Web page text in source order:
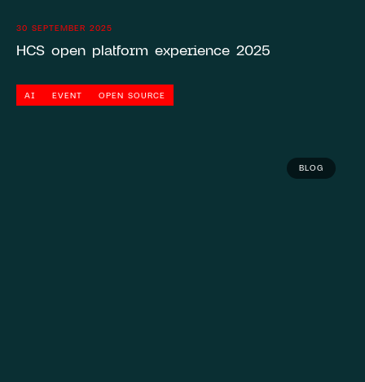
30 SEPTEMBER 2025
HCS open platform experience 2025
AI EVENT OPEN SOURCE
BLOG